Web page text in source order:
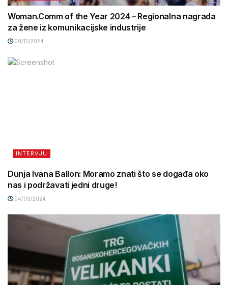
Woman.Comm of the Year 2024 – Regionalna nagrada
za žene iz komunikacijske industrije
09/12/2024
INTERVJU
Dunja Ivana Ballon: Moramo znati što se događa oko
nas i podržavati jedni druge!
04/09/2024